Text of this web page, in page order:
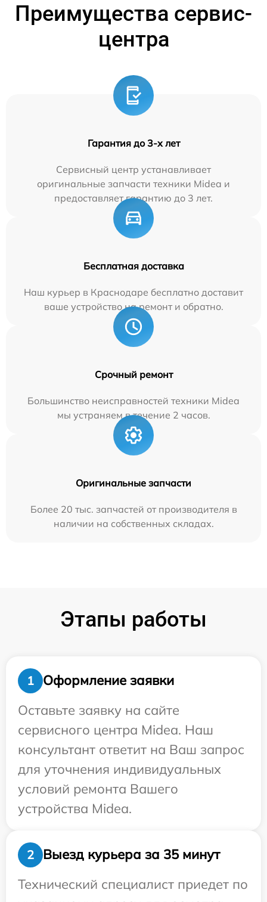
Преимущества сервис-
центра
Гарантия до 3-х лет
Сервисный центр устанавливает
оригинальные запчасти техники Midea и
предоставляет гарантию до 3 лет.
Бесплатная доставка
Наш курьер в Краснодаре бесплатно доставит
ваше устройство на ремонт и обратно.
Срочный ремонт
Большинство неисправностей техники Midea
мы устраняем в течение 2 часов.
Оригинальные запчасти
Более 20 тыс. запчастей от производителя в
наличии на собственных складах.
Этапы работы
1
Оформление заявки
Оставьте заявку на сайте
сервисного центра Midea. Наш
консультант ответит на Ваш запрос
для уточнения индивидуальных
условий ремонта Вашего
устройства Midea.
2
Выезд курьера за 35 минут
Технический специалист приедет по